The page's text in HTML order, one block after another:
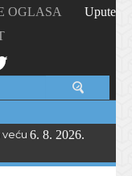
OGLASA
Upute
veću sigurnost biciklista
6. 8. 2026.